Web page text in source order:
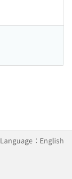
Language：English